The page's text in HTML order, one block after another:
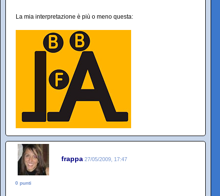
La mia interpretazione è più o meno questa:
frappa 27/05/2009, 17:47
0 punti